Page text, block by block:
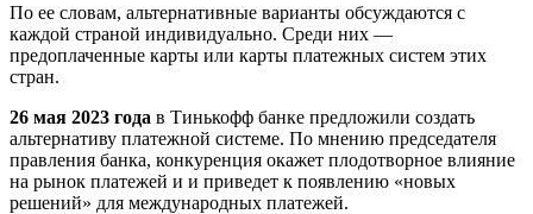
По ее словам, альтернативные варианты обсуждаются с
каждой страной индивидуально. Среди них —
предоплаченные карты или карты платежных систем этих
стран.
26 мая 2023 года в Тинькофф банке предложили создать
альтернативу платежной системе. По мнению председателя
правления банка, конкуренция окажет плодотворное влияние
на рынок платежей и и приведет к появлению «новых
решений» для международных платежей.